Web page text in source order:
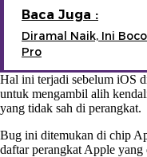
Baca Juga :
Diramal Naik, Ini
Pro
Hal ini terjadi sebelum iOS
untuk mengambil alih
yang tidak sah di perangkat.
Bug ini ditemukan di chip
daftar perangkat Apple